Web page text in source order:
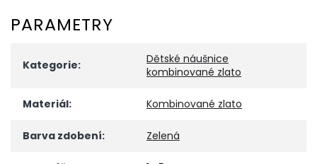
PARAMETRY
Kategorie:
Dětské náušnice
kombinované zlato
Materiál: Kombinované zlato
Barva zdobení: Zelená